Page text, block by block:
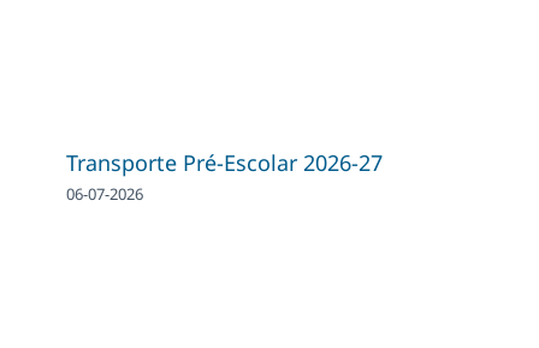
Transporte Pré-Escolar 2026-27
06-07-2026